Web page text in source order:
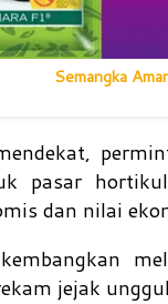
Semangka
pasar
dan nilai
jejak